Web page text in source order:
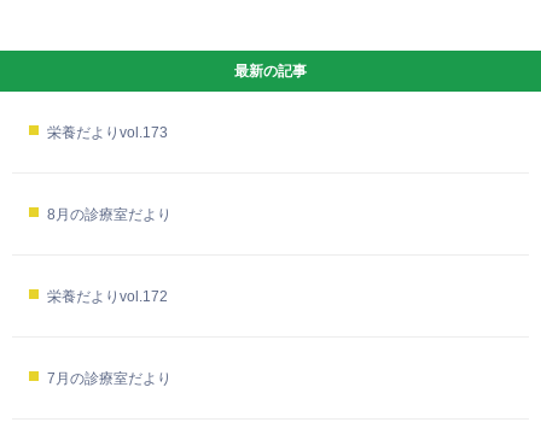
最新の記事
栄養だよりvol.173
8月の診療室だより
栄養だよりvol.172
7月の診療室だより